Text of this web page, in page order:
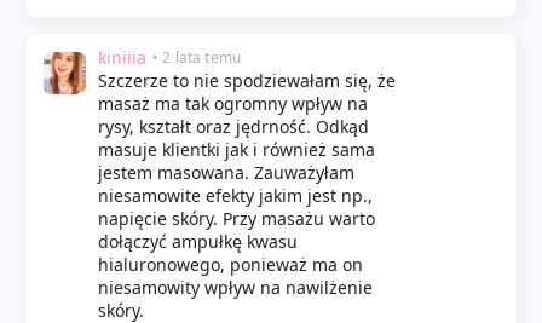
kiniiia • 2 lata temu
Szczerze to nie spodziewałam się, że
masaż ma tak ogromny wpływ na
rysy, kształt oraz jędrność. Odkąd
masuje klientki jak i również sama
jestem masowana. Zauważyłam
niesamowite efekty jakim jest np.,
napięcie skóry. Przy masażu warto
dołączyć ampułkę kwasu
hialuronowego, ponieważ ma on
niesamowity wpływ na nawilżenie
skóry.